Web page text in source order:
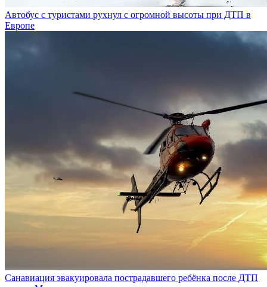
Автобус с туристами рухнул с огромной высоты при ДТП в
Европе
Санавиация эвакуировала пострадавшего ребёнка после ДТП